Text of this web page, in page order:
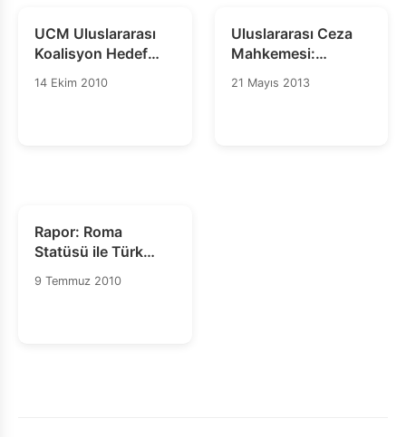
UCM Uluslararası
Koalisyon Hedef
Ülke Kampanyası:
14 Ekim 2010
Uluslararası Ceza
Mahkemesi:
Cezasızlığa Karşı
Küresel Taahhüt
21 Mayıs 2013
Rapor: Roma
Statüsü ile Türk
Ulusal Mevzuatının
9 Temmuz 2010